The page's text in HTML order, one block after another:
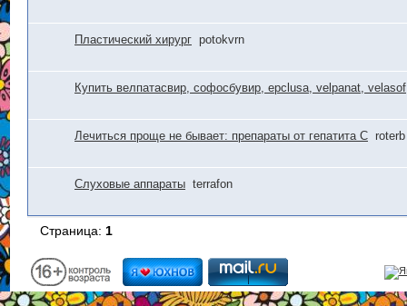
Пластический хирург potokvrn
Купить велпатасвир, софосбувир, epclusa, velpanat,
Лечиться проще не бывает: препараты от гепатита С roterb
Слуховые аппараты terrafon
Страница: 1